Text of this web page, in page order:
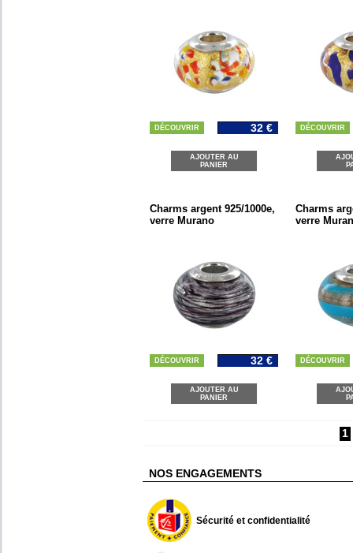
DÉCOUVRIR 32 €
AJOUTER AU
PANIER
DÉCOUVRIR
Charms argent 925/1000e,
verre Murano
DÉCOUVRIR 32 €
AJOUTER AU
PANIER
Charms
verre
DÉCOUVRIR
1
NOS ENGAGEMENTS
Sécurité et confidentialité